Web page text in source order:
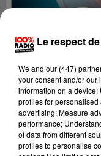
Le respect
We and our (447)
your consent and/or our
information on a
profiles for
advertising; Measure
performance;
of data from different
profiles to personalise